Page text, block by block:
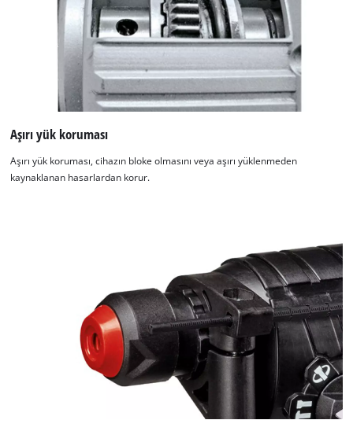
Aşırı yük koruması
Aşırı yük koruması, cihazın bloke olmasını veya aşırı yüklenmeden
kaynaklanan hasarlardan korur.